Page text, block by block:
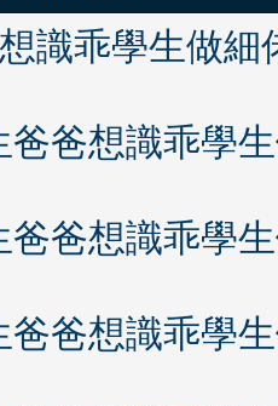
識乖學生做細
爸爸想識乖學
爸爸想識乖學
爸爸想識乖學